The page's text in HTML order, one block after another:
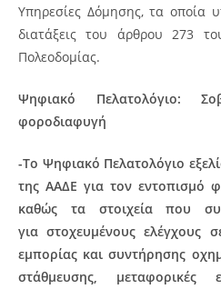
Υπηρεσίες Δόμησης, τα οποία
διατάξεις του άρθρου 273
Πολεοδομίας.
Ψηφιακό Πελατολόγιο:
φοροδιαφυγή
-Το Ψηφιακό Πελατολόγιο
της ΑΑΔΕ για τον εντοπισμό
καθώς τα στοιχεία που
για στοχευμένους ελέγχους
εμπορίας και συντήρησης
στάθμευσης, μεταφορικές